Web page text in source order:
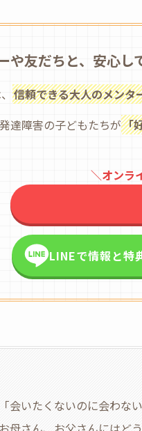
や友だちと、安心し
信頼できる大人のメンタ
達障害の子どもたちが「
＼オンラ
LINEで情報と特
「会いたくないのに会わな